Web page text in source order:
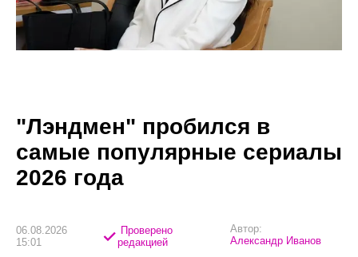
"Лэндмен" пробился в
самые популярные сериалы
2026 года
06.08.2026
15:01
Проверено
редакцией
Автор:
Александр Иванов